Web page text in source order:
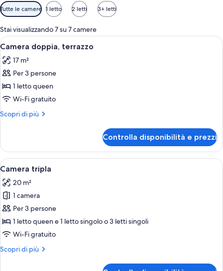
Filtri
disponibili
per
le
camere
Tutte le camere 1 letto 2 letti 3+ letti
Stai visualizzando 7 su 7 camere
Apri
tutte
le
foto
per
Camera
doppia,
terrazzo
Una camera da letto con un letto,
6
Camera doppia, terrazzo
17 m²
Per 3 persone
1 letto queen
Wi-Fi gratuito
Scopri di più
Altri
doppia,
terrazzo
Controlla disponibilità e prezzi
Apri
tutte
le
foto
per
Camera
tripla
Camera tripla | Una scrivania, culle/
2
Camera tripla
20 m²
1 camera
Per 3 persone
1 letto queen e 1 letto singolo o 3 letti singoli
Wi-Fi gratuito
Scopri di più
Altri